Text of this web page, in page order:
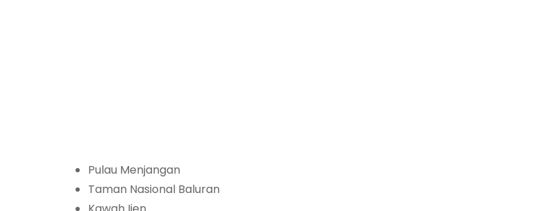
Pulau Menjangan
Taman Nasional Baluran